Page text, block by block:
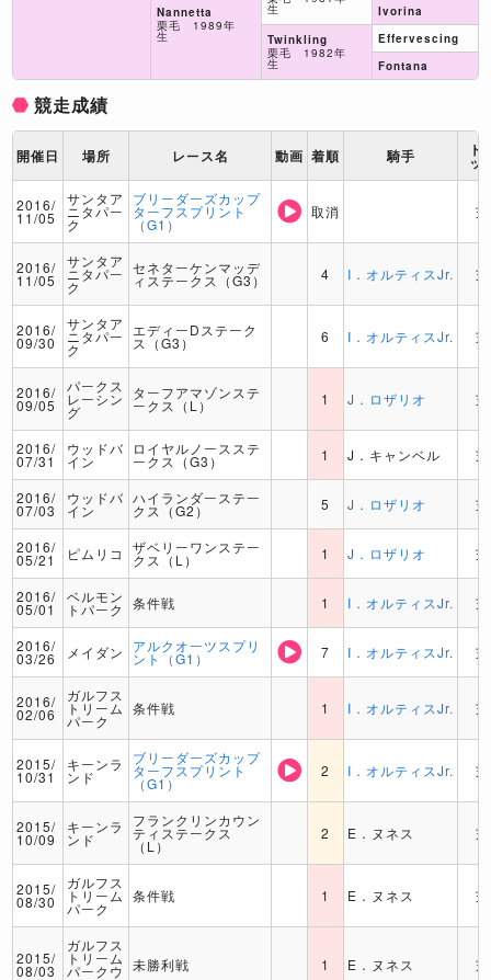
Nannetta
栗毛 1989年
生
生
Twinkling
栗毛 1982年
生
Ivorina
Effervescing
Fontana
競走成績
開催日 場所 レース名 動画 着順 騎手 ト
ッ
2016/
11/05
サンタア
ニタパー
ク
ブリーダーズカップ
ターフスプリント
（G1）
取消 芝
2016/
11/05
サンタア
ニタパー
ク
セネターケンマッデ
ィステークス（G3） 4 I．オルティスJr. 芝
2016/
09/30
サンタア
ニタパー
ク
エディーDステーク
ス（G3） 6 I．オルティスJr. 芝
2016/
09/05
パークス
レーシン
グ
ターフアマゾンステ
ークス（L） 1 J．ロザリオ 芝
2016/
07/31
ウッドバ
イン
ロイヤルノースステ
ークス（G3） 1 J．キャンベル 芝
2016/
07/03
ウッドバ
イン
ハイランダーステー
クス（G2） 5 J．ロザリオ 芝
2016/
05/21 ピムリコ ザベリーワンステー
クス（L） 1 J．ロザリオ 芝
2016/
05/01
ベルモン
トパーク 条件戦 1 I．オルティスJr. 芝
2016/
03/26 メイダン アルクオーツスプリ
ント（G1） 7 I．オルティスJr. 芝
2016/
02/06
ガルフス
トリーム
パーク
条件戦 1 I．オルティスJr. 芝
2015/
10/31
キーンラ
ンド
ブリーダーズカップ
ターフスプリント
（G1）
2 I．オルティスJr. 芝
2015/
10/09
キーンラ
ンド
フランクリンカウン
ティステークス
（L）
2 E．ヌネス 芝
2015/
08/30
ガルフス
トリーム
パーク
条件戦 1 E．ヌネス 芝
2015/
08/03
ガルフス
トリーム
パークウ 未勝利戦 1 E．ヌネス 芝